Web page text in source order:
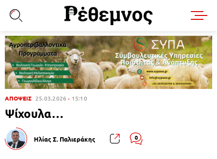
ΑΠΟΨΕΙΣ 25.03.2026 15:10
Ψίχουλα…
Ηλίας Σ. Παλιεράκης 0